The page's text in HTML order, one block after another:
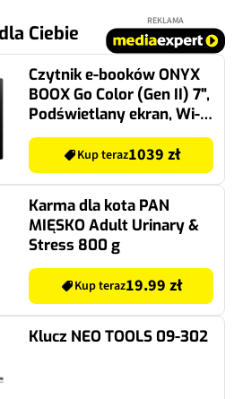
Ciebie
REKLAMA
Czytnik e-booków ONYX
BOOX Go Color (Gen II) 7",
Podświetlany ekran, Wi-
Fi, Bez reklam Czarny
Kup teraz1039 zł
Karma dla kota PAN
MIĘSKO Adult Urinary &
Stress 800 g
Kup teraz19.99 zł
Klucz NEO TOOLS 09-302